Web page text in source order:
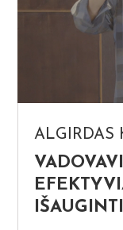
ALGIRDAS